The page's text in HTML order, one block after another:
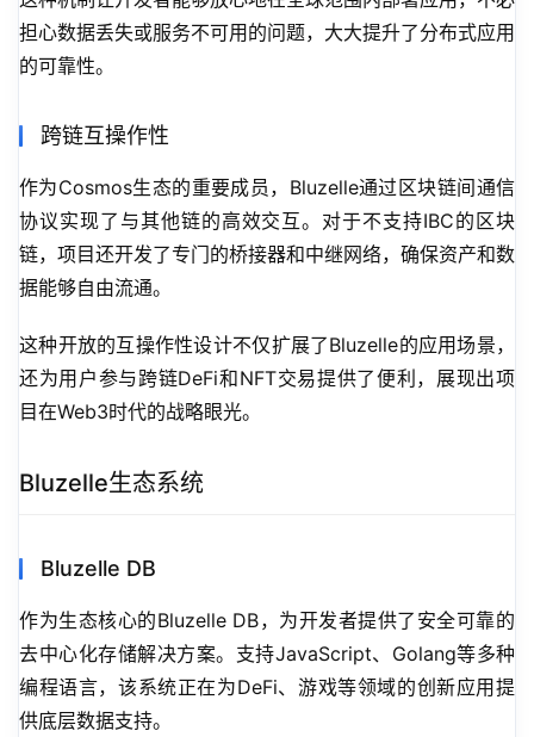
担心数据丢失或服务不可用的问题，大大提升了分布式应用
的可靠性。
跨链互操作性
作为Cosmos生态的重要成员，Bluzelle通过区块链间通信
协议实现了与其他链的高效交互。对于不支持IBC的区块
链，项目还开发了专门的桥接器和中继网络，确保资产和数
据能够自由流通。
这种开放的互操作性设计不仅扩展了Bluzelle的应用场景，
还为用户参与跨链DeFi和NFT交易提供了便利，展现出项
目在Web3时代的战略眼光。
Bluzelle生态系统
Bluzelle DB
作为生态核心的Bluzelle DB，为开发者提供了安全可靠的
去中心化存储解决方案。支持JavaScript、Golang等多种
编程语言，该系统正在为DeFi、游戏等领域的创新应用提
供底层数据支持。